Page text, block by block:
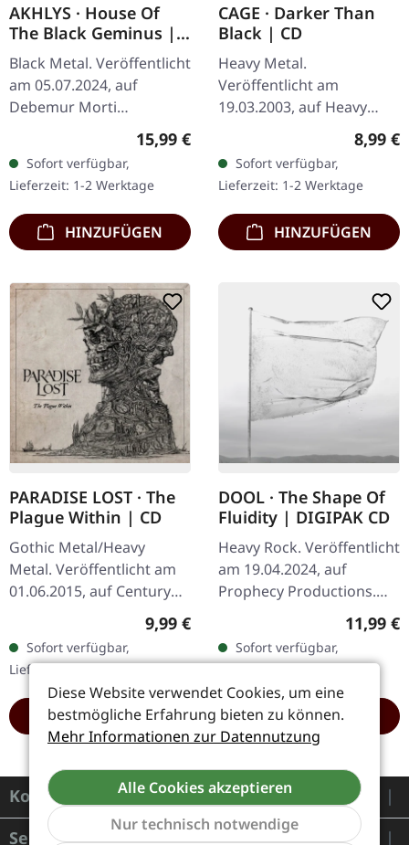
AKHLYS · House Of
The Black Geminus |
DIGIPAK CD
Black Metal. Veröffentlicht
am 05.07.2024, auf
Debemur Morti
Productions. CD im
weithin verehrten
"Melinoë" aus dem Jahr
2020…
Regulärer Preis:
15,99 €
Sofort verfügbar,
Lieferzeit: 1-2 Werktage
HINZUFÜGEN
CAGE · Darker Than
Black | CD
Heavy Metal.
Veröffentlicht am
19.03.2003, auf Heavy
Metal Media. Jewelcase
CD. Das Album „Darker
Than Black“ von Cage
verkörpert die Essenz
von…
8,99 €
Sofort verfügbar,
Lieferzeit: 1-2 Werktage
HINZUFÜGEN
PARADISE LOST · The
Plague Within | CD
Gothic Metal/Heavy
Metal. Veröffentlicht am
01.06.2015, auf Century
Media Records. CD im
Jewelcase. "The Plague
Within" von Paradise Lost
ist eine…
Regulärer Preis:
9,99 €
Sofort verfügbar,
Lieferzeit: 1-2 Werktage
HINZUFÜGEN
DOOL · The Shape Of
Fluidity | DIGIPAK CD
Heavy Rock. Veröffentlicht
am 19.04.2024, auf
Prophecy Productions.
Digipak CD. Alles fließt,
nichts bleibt wie es ist.
Diese philosophische…
11,99 €
Sofort verfügbar,
Lieferzeit: 1-2 Werktage
HINZUFÜGEN
Kontakt
Service
Diese Website verwendet Cookies, um eine
bestmögliche Erfahrung bieten zu können.
Mehr Informationen zur Datennutzung
Alle Cookies akzeptieren
Nur technisch notwendige